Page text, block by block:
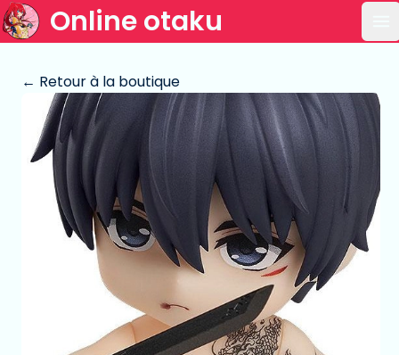
Online otaku
← Retour à la boutique